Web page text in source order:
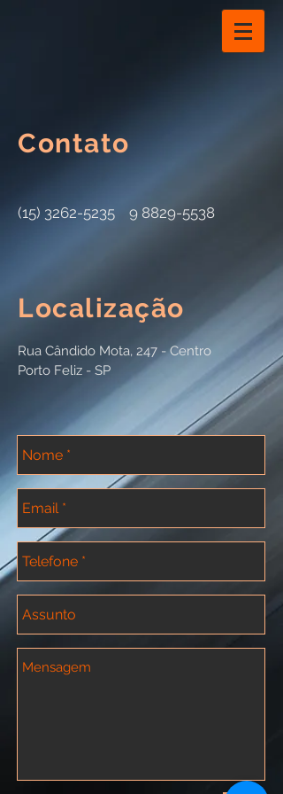
Contato
(15) 3262-5235 9 8829-5538
Localização
Rua Cândido Mota, 247 - Centro
Porto Feliz - SP